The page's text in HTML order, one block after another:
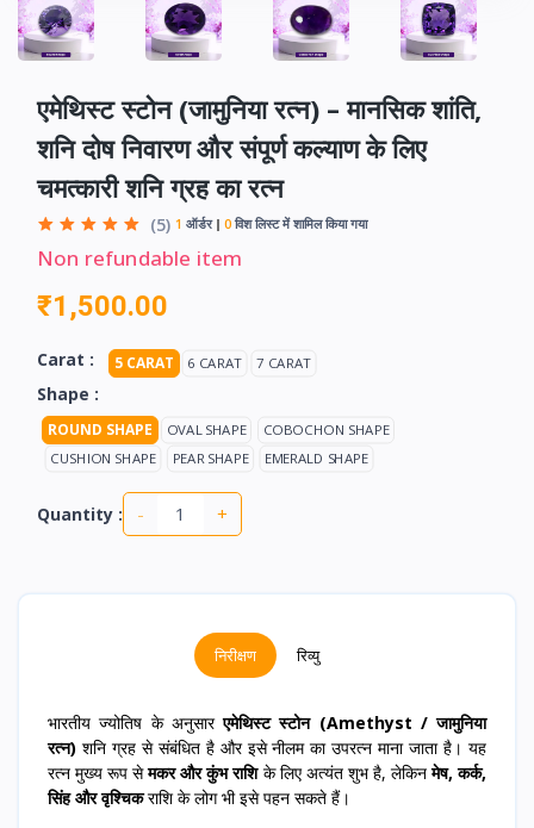
एमेथिस्ट स्टोन (जामुनिया रत्न) – मानसिक शांति,
शनि दोष निवारण और संपूर्ण कल्याण के लिए
चमत्कारी शनि ग्रह का रत्न
(5) 1 ऑर्डर 0 विश लिस्ट में शामिल किया गया
Non refundable item
₹1,500.00
Carat : 5 CARAT 6 CARAT 7 CARAT
Shape :
ROUND SHAPE OVAL SHAPE COBOCHON SHAPE
CUSHION SHAPE PEAR SHAPE EMERALD SHAPE
Quantity : - +
निरीक्षण रिव्यु
भारतीय ज्योतिष के अनुसारएमेथिस्ट स्टोन (Amethyst / जामुनिया
रत्न) शनि ग्रह से संबंधित है और इसे नीलम का उपरत्न माना जाता है। यह
रत्न मुख्य रूप सेमकर और कुंभ राशिके लिए अत्यंत शुभ है, लेकिनमेष, कर्क,
सिंह और वृश्चिकराशि के लोग भी इसे पहन सकते हैं।